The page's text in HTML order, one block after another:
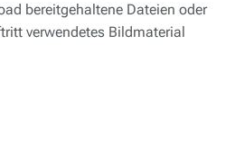
bereitgehaltene Dateien oder
verwendetes Bildmaterial